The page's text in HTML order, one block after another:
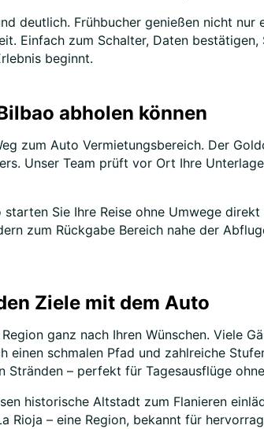
deutlich. Frühbucher genießen nicht
Einfach zum Schalter, Daten
beginnt.
abholen können
zum Auto Vermietungsbereich. Der
Unser Team prüft vor Ort Ihre
Sie Ihre Reise ohne Umwege
zum Rückgabe Bereich nahe der
Ziele mit dem Auto
ganz nach Ihren Wünschen. Viele
einen schmalen Pfad und zahlreiche
– perfekt für Tagesausflüge
historische Altstadt zum Flanieren
– eine Region, bekannt für